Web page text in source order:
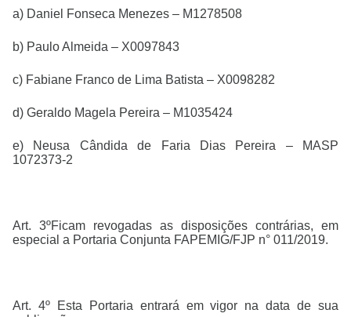
a) Daniel Fonseca Menezes – M1278508
b) Paulo Almeida – X0097843
c) Fabiane Franco de Lima Batista – X0098282
d) Geraldo Magela Pereira – M1035424
e) Neusa Cândida de Faria Dias Pereira – MASP
1072373-2
Art. 3ºFicam revogadas as disposições contrárias, em
especial a Portaria Conjunta FAPEMIG/FJP n° 011/2019.
Art. 4º Esta Portaria entrará em vigor na data de sua